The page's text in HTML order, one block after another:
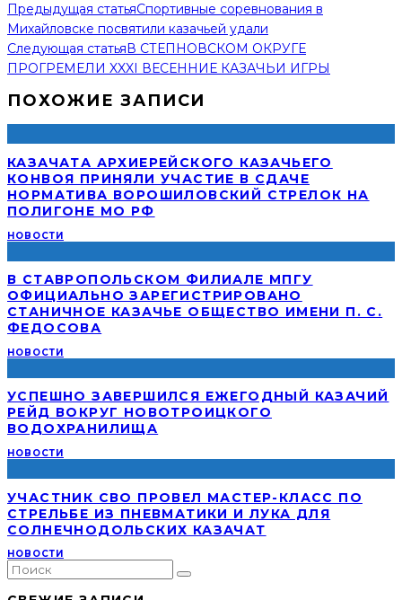
Предыдущая статьяСпортивные соревнования в
Михайловске посвятили казачьей удали
Следующая статья В СТЕПНОВСКОМ ОКРУГЕ
ПРОГРЕМЕЛИ XXXI ВЕСЕННИЕ КАЗАЧЬИ ИГРЫ
ПОХОЖИЕ ЗАПИСИ
КАЗАЧАТА АРХИЕРЕЙСКОГО КАЗАЧЬЕГО
КОНВОЯ ПРИНЯЛИ УЧАСТИЕ В СДАЧЕ
НОРМАТИВА ВОРОШИЛОВСКИЙ СТРЕЛОК НА
ПОЛИГОНЕ МО РФ
НОВОСТИ
В СТАВРОПОЛЬСКОМ ФИЛИАЛЕ МПГУ
ОФИЦИАЛЬНО ЗАРЕГИСТРИРОВАНО
СТАНИЧНОЕ КАЗАЧЬЕ ОБЩЕСТВО ИМЕНИ П. С.
ФЕДОСОВА
НОВОСТИ
УСПЕШНО ЗАВЕРШИЛСЯ ЕЖЕГОДНЫЙ КАЗАЧИЙ
РЕЙД ВОКРУГ НОВОТРОИЦКОГО
ВОДОХРАНИЛИЩА
НОВОСТИ
УЧАСТНИК СВО ПРОВЕЛ МАСТЕР-КЛАСС ПО
СТРЕЛЬБЕ ИЗ ПНЕВМАТИКИ И ЛУКА ДЛЯ
СОЛНЕЧНОДОЛЬСКИХ КАЗАЧАТ
НОВОСТИ